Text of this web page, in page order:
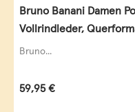
Bruno Banani Damen
Vollrindleder,
Bruno...
Regulärer Preis:
59,95 €